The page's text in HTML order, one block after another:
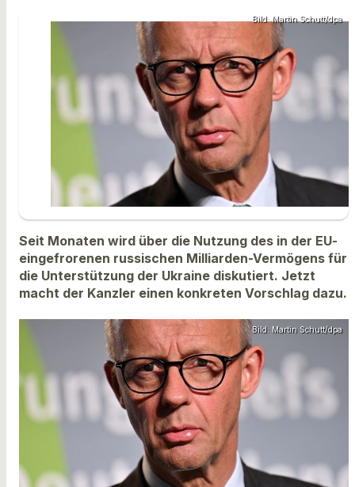
Bild: Martin Schutt/dpa
Seit Monaten wird über die Nutzung des in der EU-
eingefrorenen russischen Milliarden-Vermögens für
die Unterstützung der Ukraine diskutiert. Jetzt
macht der Kanzler einen konkreten Vorschlag dazu.
Bild: Martin Schutt/dpa